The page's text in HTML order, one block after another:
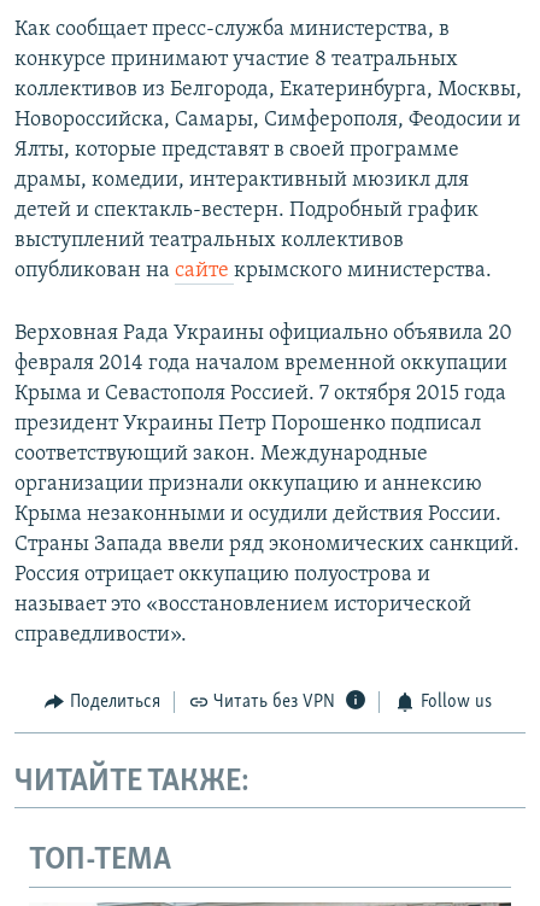
Как сообщает пресс-служба министерства, в
конкурсе принимают участие 8 театральных
коллективов из Белгорода, Екатеринбурга, Москвы,
Новороссийска, Самары, Симферополя, Феодосии и
Ялты, которые представят в своей программе
драмы, комедии, интерактивный мюзикл для
детей и спектакль-вестерн. Подробный график
выступлений театральных коллективов
опубликован на сайте крымского министерства.
Верховная Рада Украины официально объявила 20
февраля 2014 года началом временной оккупации
Крыма и Севастополя Россией. 7 октября 2015 года
президент Украины Петр Порошенко подписал
соответствующий закон. Международные
организации признали оккупацию и аннексию
Крыма незаконными и осудили действия России.
Страны Запада ввели ряд экономических санкций.
Россия отрицает оккупацию полуострова и
называет это «восстановлением исторической
справедливости».
Поделиться Читать без VPN Follow us
ЧИТАЙТЕ ТАКЖЕ:
ТОП-ТЕМА